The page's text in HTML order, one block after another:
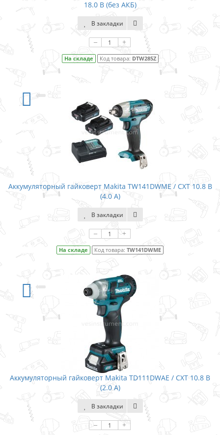
18.0 В (без АКБ)
В закладки
– +
На складе Код товара: DTW285Z
Аккумуляторный гайковерт Makita TW141DWME / CXT 10.8 В
(4.0 А)
В закладки
– +
На складе Код товара: TW141DWME
Аккумуляторный гайковерт Makita TD111DWAE / CXT 10.8 В
(2.0 А)
В закладки
– +